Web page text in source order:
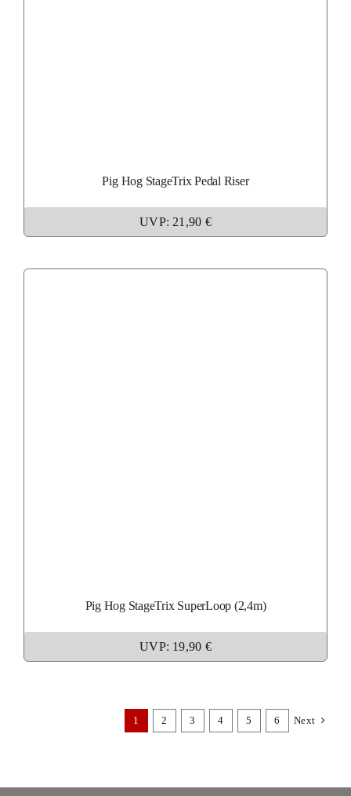
Pig Hog StageTrix Pedal Riser
UVP: 21,90 €
Pig Hog StageTrix SuperLoop (2,4m)
UVP: 19,90 €
1 2 3 4 5 6 Next